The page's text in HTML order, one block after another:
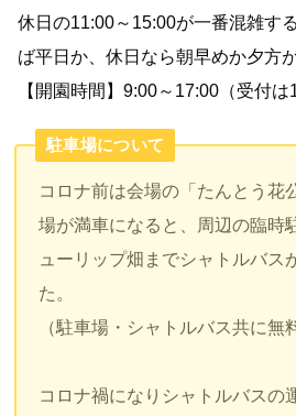
休日の11:00～15:00が一番混雑す
ば平日か、休日なら朝早めか夕方
【開園時間】9:00～17:00（受付は
駐車場について
コロナ前は会場の「たんとう花
場が満車になると、周辺の臨時
ューリップ畑までシャトルバス
た。
（駐車場・シャトルバス共に無
コロナ禍になりシャトルバスの